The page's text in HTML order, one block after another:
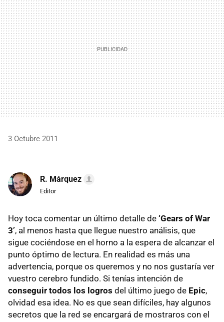
3 Octubre 2011
R. Márquez
Editor
Hoy toca comentar un último detalle de ‘Gears of War
3’, al menos hasta que llegue nuestro análisis, que
sigue cociéndose en el horno a la espera de alcanzar el
punto óptimo de lectura. En realidad es más una
advertencia, porque os queremos y no nos gustaría ver
vuestro cerebro fundido. Si tenías intención de
conseguir todos los logros del último juego de Epic,
olvidad esa idea. No es que sean difíciles, hay algunos
secretos que la red se encargará de mostraros con el